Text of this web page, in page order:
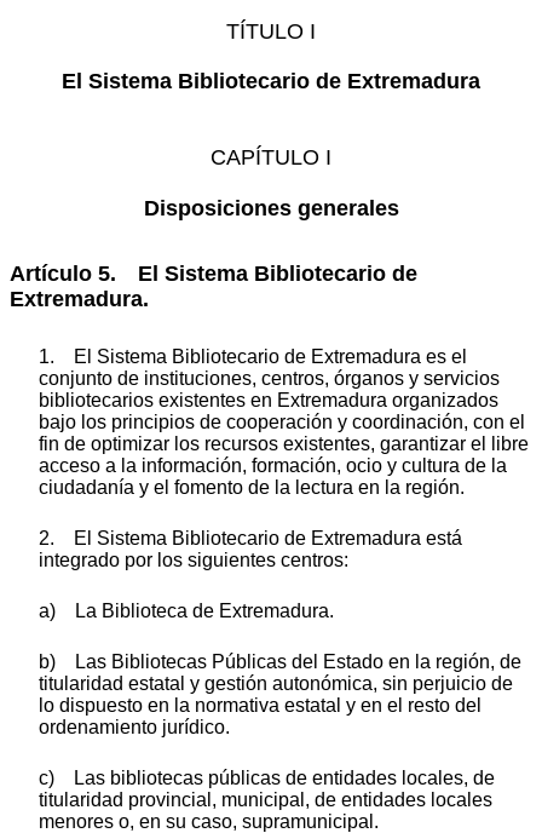
TÍTULO I
El Sistema Bibliotecario de Extremadura
CAPÍTULO I
Disposiciones generales
Artículo 5. El Sistema Bibliotecario de
Extremadura.
1. El Sistema Bibliotecario de Extremadura es el
conjunto de instituciones, centros, órganos y servicios
bibliotecarios existentes en Extremadura organizados
bajo los principios de cooperación y coordinación, con el
fin de optimizar los recursos existentes, garantizar el libre
acceso a la información, formación, ocio y cultura de la
ciudadanía y el fomento de la lectura en la región.
2. El Sistema Bibliotecario de Extremadura está
integrado por los siguientes centros:
a) La Biblioteca de Extremadura.
b) Las Bibliotecas Públicas del Estado en la región, de
titularidad estatal y gestión autonómica, sin perjuicio de
lo dispuesto en la normativa estatal y en el resto del
ordenamiento jurídico.
c) Las bibliotecas públicas de entidades locales, de
titularidad provincial, municipal, de entidades locales
menores o, en su caso, supramunicipal.